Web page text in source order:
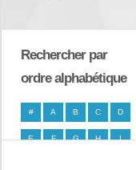
Rechercher par
ordre alphabétique
# A B C D
E F G H I